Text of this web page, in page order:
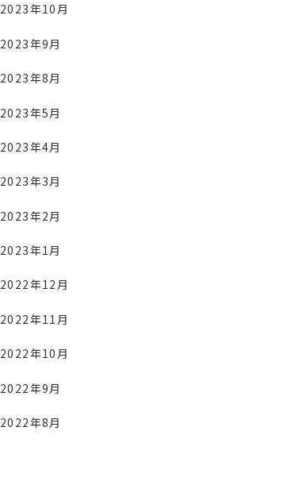
2023年10月
2023年9月
2023年8月
2023年5月
2023年4月
2023年3月
2023年2月
2023年1月
2022年12月
2022年11月
2022年10月
2022年9月
2022年8月